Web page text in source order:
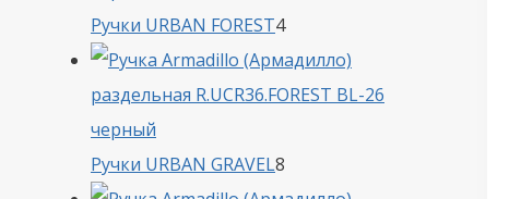
Ручки URBAN FOREST44
товара
Ручки URBAN GRAVEL8